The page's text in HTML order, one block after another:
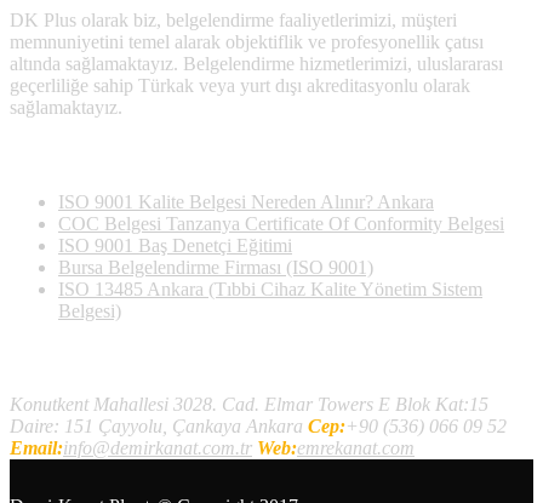
DK Plus olarak biz, belgelendirme faaliyetlerimizi, müşteri
memnuniyetini temel alarak objektiflik ve profesyonellik çatısı
altında sağlamaktayız. Belgelendirme hizmetlerimizi, uluslararası
geçerliliğe sahip Türkak veya yurt dışı akreditasyonlu olarak
sağlamaktayız.
ISO 9001 Kalite Belgesi Nereden Alınır? Ankara
COC Belgesi Tanzanya Certificate Of Conformity Belgesi
ISO 9001 Baş Denetçi Eğitimi
Bursa Belgelendirme Firması (ISO 9001)
ISO 13485 Ankara (Tıbbi Cihaz Kalite Yönetim Sistem
Belgesi)
Konutkent Mahallesi 3028. Cad. Elmar Towers E Blok Kat:15
Daire: 151 Çayyolu, Çankaya Ankara Cep:+90 (536) 066 09 52
Email:info@demirkanat.com.tr Web:emrekanat.com